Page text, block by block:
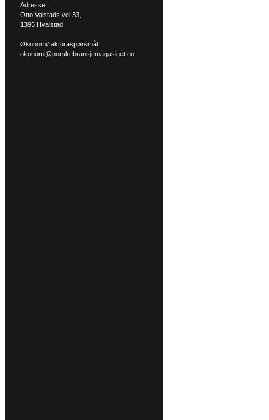
Adresse:
Otto Valstads vei 33,
1395 Hvalstad
Økonomi/fakturaspørsmål
okonomi@norskebransjemagasinet.no